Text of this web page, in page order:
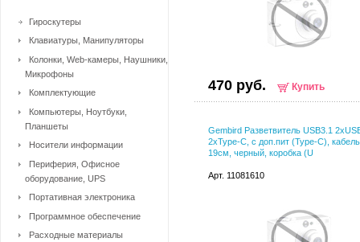
470 руб. Купить
Gembird Разветвитель USB3.1
2xType-C, с доп.пит (Type-C),
19см, черный, коробка (U
Арт. 11081610
Гироскутеры
Клавиатуры, Манипуляторы
Колонки, Web-камеры, Наушники,
Микрофоны
Комплектующие
Компьютеры, Ноутбуки,
Планшеты
Носители информации
Периферия, Офисное
оборудование, UPS
Портативная электроника
Программное обеспечение
Расходные материалы